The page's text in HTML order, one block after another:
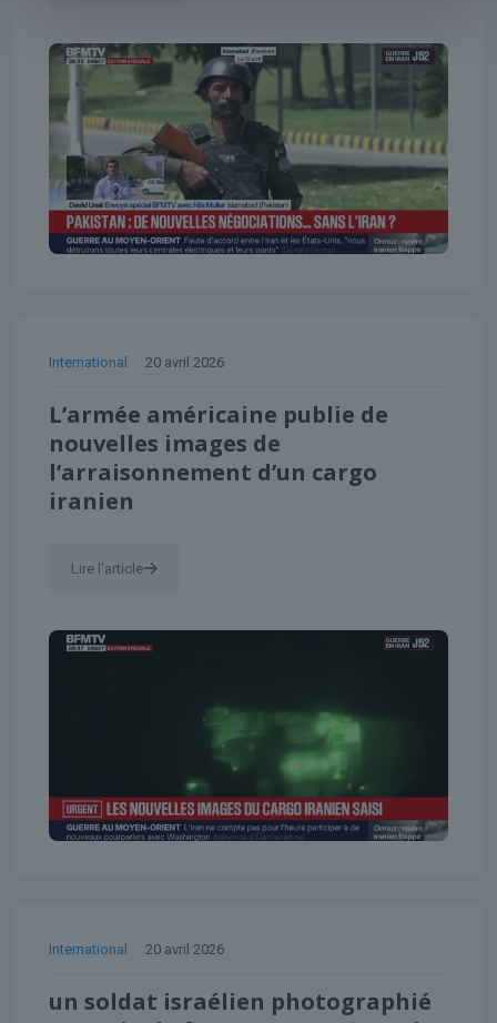
International 20 avril 2026
L’armée américaine publie de
nouvelles images de
l’arraisonnement d’un cargo
iranien
Lire l'article
International 20 avril 2026
un soldat israélien photographié